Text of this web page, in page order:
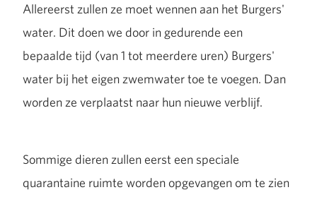
Allereerst zullen ze moet wennen aan het Burgers'
water. Dit doen we door in gedurende een
bepaalde tijd (van 1 tot meerdere uren) Burgers'
water bij het eigen zwemwater toe te voegen. Dan
worden ze verplaatst naar hun nieuwe verblijf.
Sommige dieren zullen eerst een speciale
quarantaine ruimte worden opgevangen om te zien